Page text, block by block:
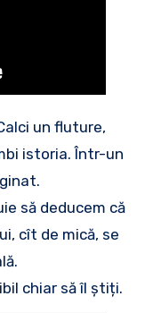
un fluture,
istoria. Într-un
să deducem că
cît de mică, se
chiar să îl știți.